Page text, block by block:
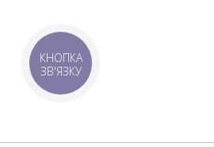
КНОПКА
ЗВ'ЯЗКУ